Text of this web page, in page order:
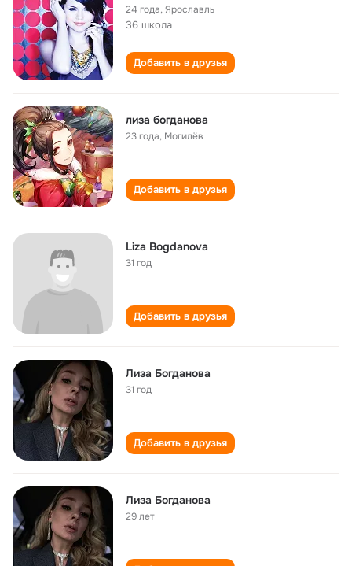
24 года,Ярославль
36 школа
Добавить в друзья
лиза богданова
23 года, Могилёв
Добавить в друзья
Liza Bogdanova
31 год
Добавить в друзья
Лиза Богданова
31 год
Добавить в друзья
Лиза Богданова
29 лет